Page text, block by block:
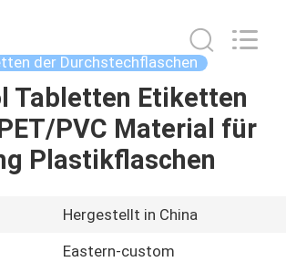
der Durchstechflaschen
Tabletten Etiketten
PVC Material für
Plastikflaschen
Hergestellt in China
Eastern-custom